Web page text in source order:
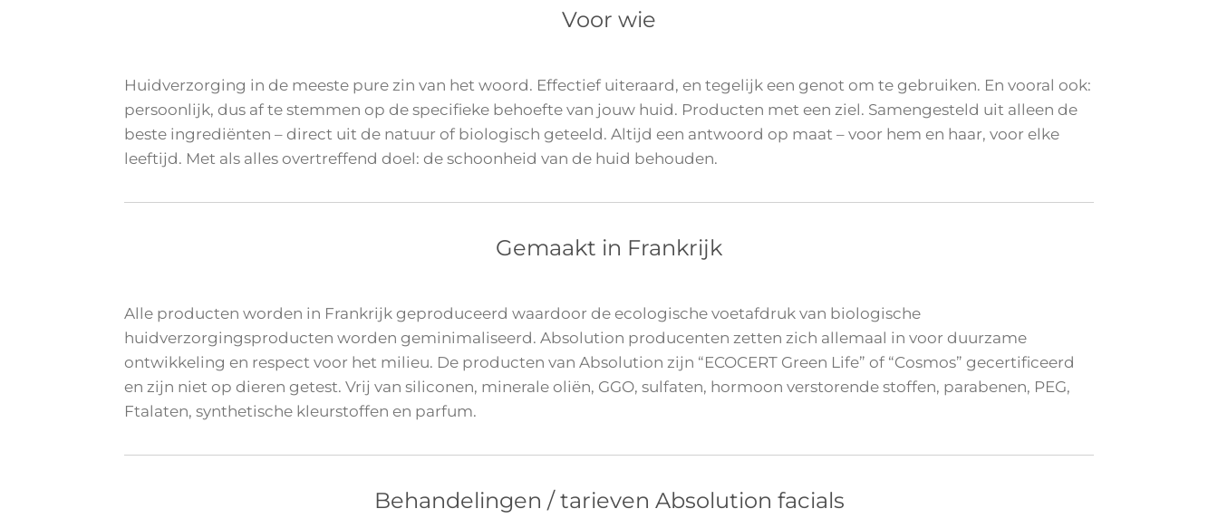
Voor wie
Huidverzorging in de meeste pure zin van het woord. Effectief uiteraard, en tegelijk een genot om te gebruiken. En vooral ook:
persoonlijk, dus af te stemmen op de specifieke behoefte van jouw huid. Producten met een ziel. Samengesteld uit alleen de
beste ingrediënten – direct uit de natuur of biologisch geteeld. Altijd een antwoord op maat – voor hem en haar, voor elke
leeftijd. Met als alles overtreffend doel: de schoonheid van de huid behouden.
Gemaakt in Frankrijk
Alle producten worden in Frankrijk geproduceerd waardoor de ecologische voetafdruk van biologische
huidverzorgingsproducten worden geminimaliseerd. Absolution producenten zetten zich allemaal in voor duurzame
ontwikkeling en respect voor het milieu. De producten van Absolution zijn “ECOCERT Green Life” of “Cosmos” gecertificeerd
en zijn niet op dieren getest. Vrij van siliconen, minerale oliën, GGO, sulfaten, hormoon verstorende stoffen, parabenen, PEG,
Ftalaten, synthetische kleurstoffen en parfum.
Behandelingen / tarieven Absolution facials